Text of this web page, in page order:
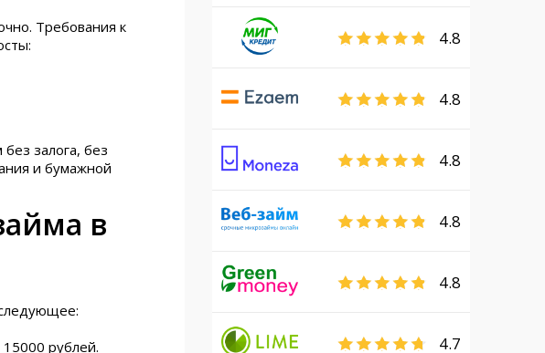
Требования к
залога, без
и бумажной
в
рублей.
4.8
4.8
4.8
4.8
4.8
4.7